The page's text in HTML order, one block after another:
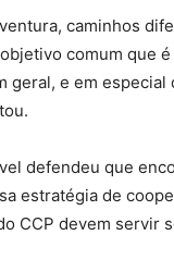
caminhos
comum que
geral, e em
defendeu que
estratégia de
CCP devem servir